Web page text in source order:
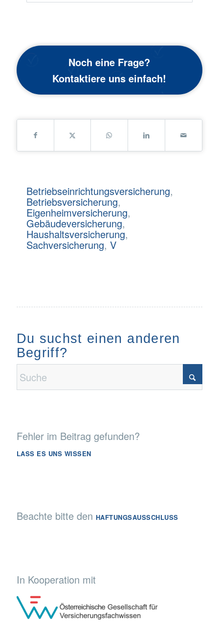
Noch eine Frage?
Kontaktiere uns einfach!
Betriebseinrichtungsversicherung,
Betriebsversicherung,
Eigenheimversicherung,
Gebäudeversicherung,
Haushaltsversicherung,
Sachversicherung, V
Du suchst einen anderen
Begriff?
Fehler im Beitrag gefunden?
LASS ES UNS WISSEN
Beachte bitte den HAFTUNGSAUSSCHLUSS
In Kooperation mit